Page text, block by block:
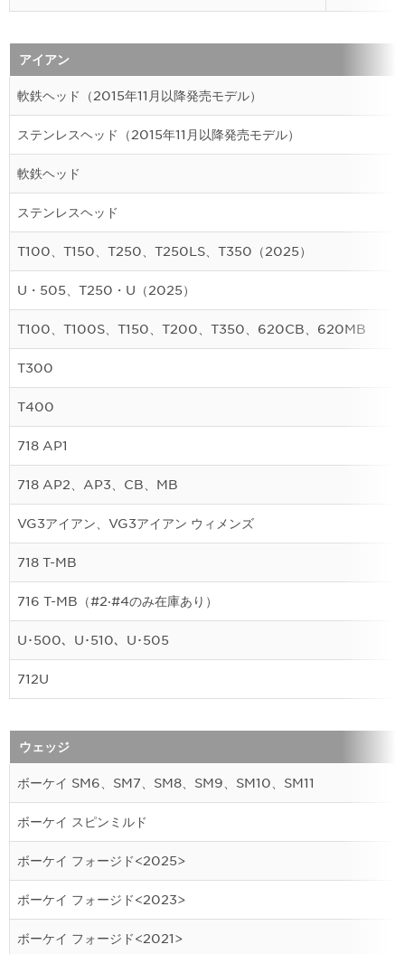
アイアン
軟鉄ヘッド（2015年11月以降発売モデル）
ステンレスヘッド（2015年11月以降発売モデル）
軟鉄ヘッド
ステンレスヘッド
T100、T150、T250、T250LS、T350（2025）
U・505、T250・U（2025）
T100、T100S、T150、T200、T350、620CB、620MB
T300
T400
718 AP1
718 AP2、AP3、CB、MB
VG3アイアン、VG3アイアン ウィメンズ
718 T-MB
716 T-MB（#2·#4のみ在庫あり）
U･500、U･510、U･505
712U
ウェッジ
ボーケイ SM6、SM7、SM8、SM9、SM10、SM11
ボーケイ スピンミルド
ボーケイ フォージド<2025>
ボーケイ フォージド<2023>
ボーケイ フォージド<2021>